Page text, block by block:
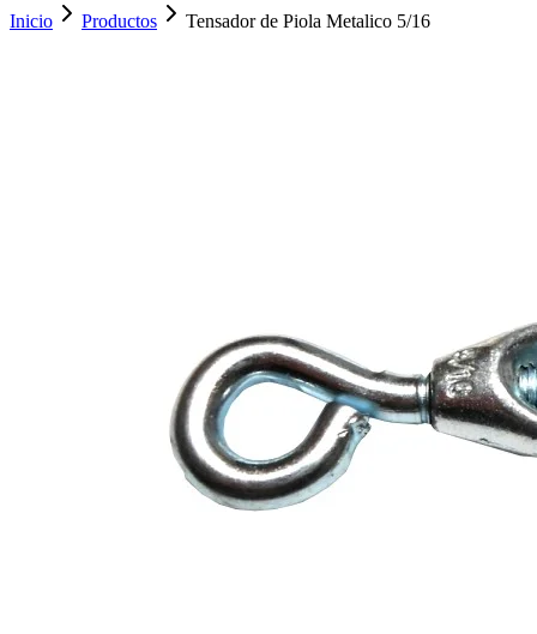
Inicio Productos Tensador de Piola Metalico 5/16